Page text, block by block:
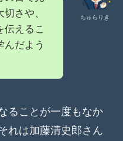
ちゅらりき
さや、
伝えるこ
んだよう
ることが一度もなか
れは加藤清史郎さん